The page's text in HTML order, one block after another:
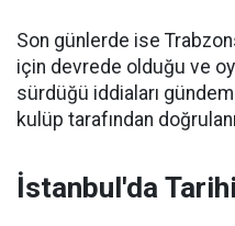
Son günlerde ise
için devrede olduğu ve
sürdüğü iddiaları
kulüp tarafından
İstanbul'da